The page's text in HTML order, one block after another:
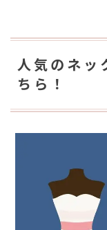
人気のネッ
ちら！